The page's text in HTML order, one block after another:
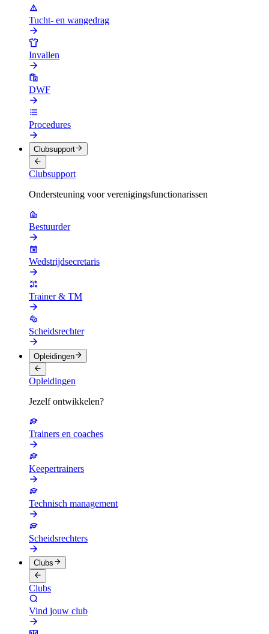
Tucht- en wangedrag
Invallen
DWF
Procedures
Clubsupport
Clubsupport
Ondersteuning voor verenigingsfunctionarissen
Bestuurder
Wedstrijdsecretaris
Trainer & TM
Scheidsrechter
Opleidingen
Opleidingen
Jezelf ontwikkelen?
Trainers en coaches
Keepertrainers
Technisch management
Scheidsrechters
Clubs
Clubs
Vind jouw club